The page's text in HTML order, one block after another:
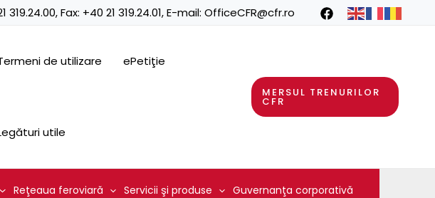
319.24.00, Fax: +40 21 319.24.01, E-mail: OfficeCFR@cfr.ro
de utilizare ePetiţie
utile
MERSUL TRENURILOR
CFR
Reţeaua feroviară Servicii şi produse Guvernanţa corporativă